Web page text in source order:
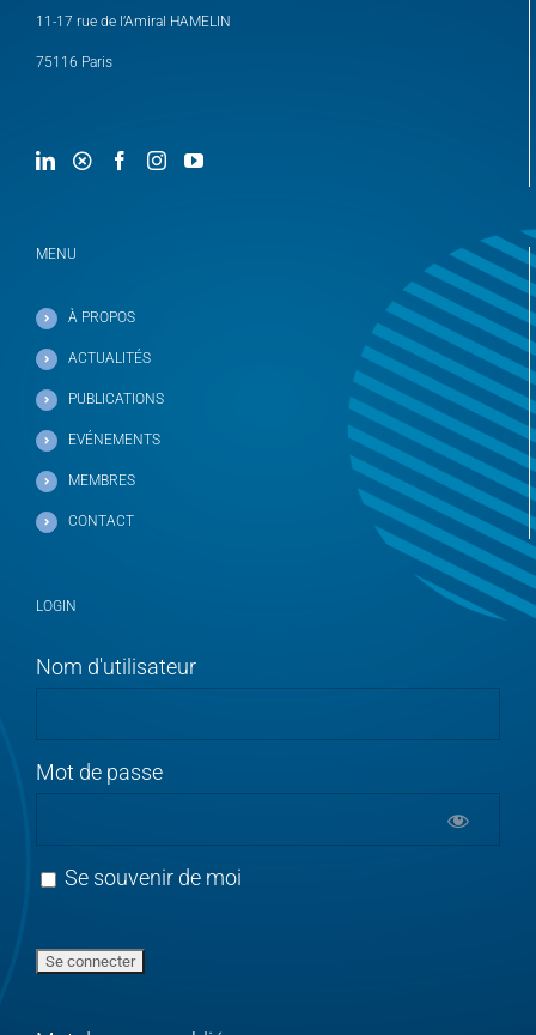
11-17 rue de l’Amiral HAMELIN
75116 Paris
MENU
À PROPOS
ACTUALITÉS
PUBLICATIONS
EVÉNEMENTS
MEMBRES
CONTACT
LOGIN
Nom d'utilisateur
Mot de passe
Se souvenir de moi